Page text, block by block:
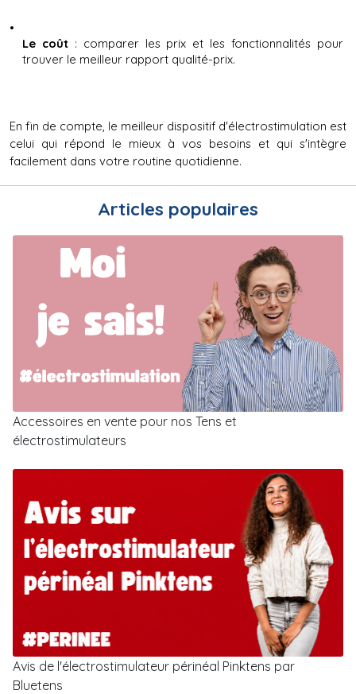
Le coût : comparer les prix et les fonctionnalités pour
trouver le meilleur rapport qualité-prix.
En fin de compte, le meilleur dispositif d'électrostimulation est
celui qui répond le mieux à vos besoins et qui s'intègre
facilement dans votre routine quotidienne.
Articles populaires
Accessoires en vente pour nos Tens et
électrostimulateurs
Avis de l'électrostimulateur périnéal Pinktens par
Bluetens